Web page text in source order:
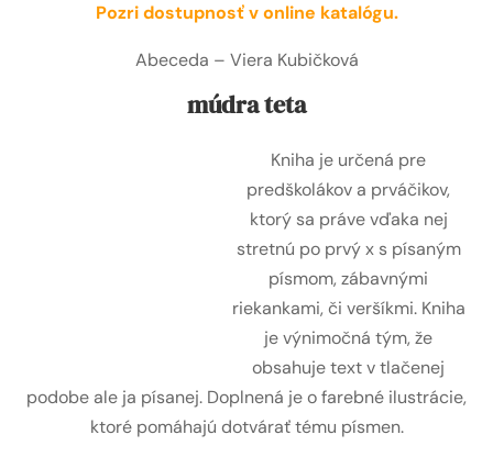
Pozri dostupnosť v online katalógu.
Abeceda – Viera Kubičková
múdra teta
Kniha je určená pre
predškolákov a prváčikov,
ktorý sa práve vďaka nej
stretnú po prvý x s písaným
písmom, zábavnými
riekankami, či veršíkmi. Kniha
je výnimočná tým, že
obsahuje text v tlačenej
podobe ale ja písanej. Doplnená je o farebné ilustrácie,
ktoré pomáhajú dotvárať tému písmen.